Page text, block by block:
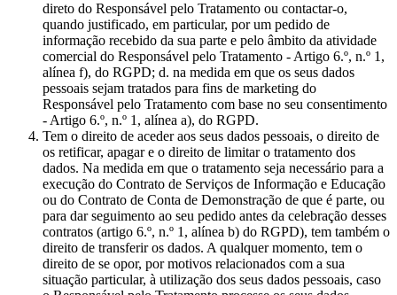
direto do Responsável pelo Tratamento ou contactar-o,
quando justificado, em particular, por um pedido de
informação recebido da sua parte e pelo âmbito da atividade
comercial do Responsável pelo Tratamento - Artigo 6.º, n.º 1,
alínea f), do RGPD; d. na medida em que os seus dados
pessoais sejam tratados para fins de marketing do
Responsável pelo Tratamento com base no seu consentimento
- Artigo 6.º, n.º 1, alínea a), do RGPD.
Tem o direito de aceder aos seus dados pessoais, o direito de
os retificar, apagar e o direito de limitar o tratamento dos
dados. Na medida em que o tratamento seja necessário para a
execução do Contrato de Serviços de Informação e Educação
ou do Contrato de Conta de Demonstração de que é parte, ou
para dar seguimento ao seu pedido antes da celebração desses
contratos (artigo 6.º, n.º 1, alínea b) do RGPD), tem também o
direito de transferir os dados. A qualquer momento, tem o
direito de se opor, por motivos relacionados com a sua
situação particular, à utilização dos seus dados pessoais, caso